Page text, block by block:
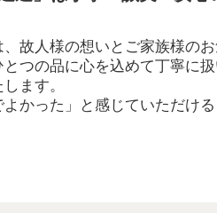
故人様の想いとご家族様の
とつの品に心を込めて丁寧に
ます。
よかった」と感じていただけ